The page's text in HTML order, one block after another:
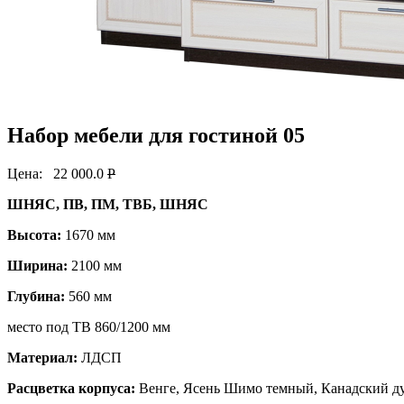
Набор мебели для гостиной 05
Цена: 22 000.0 P
ШНЯС, ПВ, ПМ, ТВБ, ШНЯС
Высота: 1670 мм
Ширина: 2100 мм
Глубина: 560 мм
место под ТВ 860/1200 мм
Материал: ЛДСП
Расцветка корпуса: Венге, Ясень Шимо темный, Канадский